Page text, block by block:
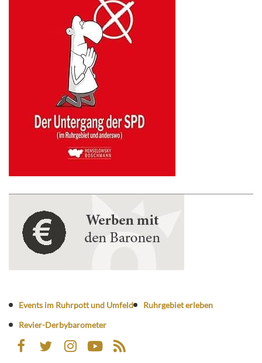
Events im Ruhrpott und Umfeld
Ruhrgebiet erleben
Revier-Derbybarometer